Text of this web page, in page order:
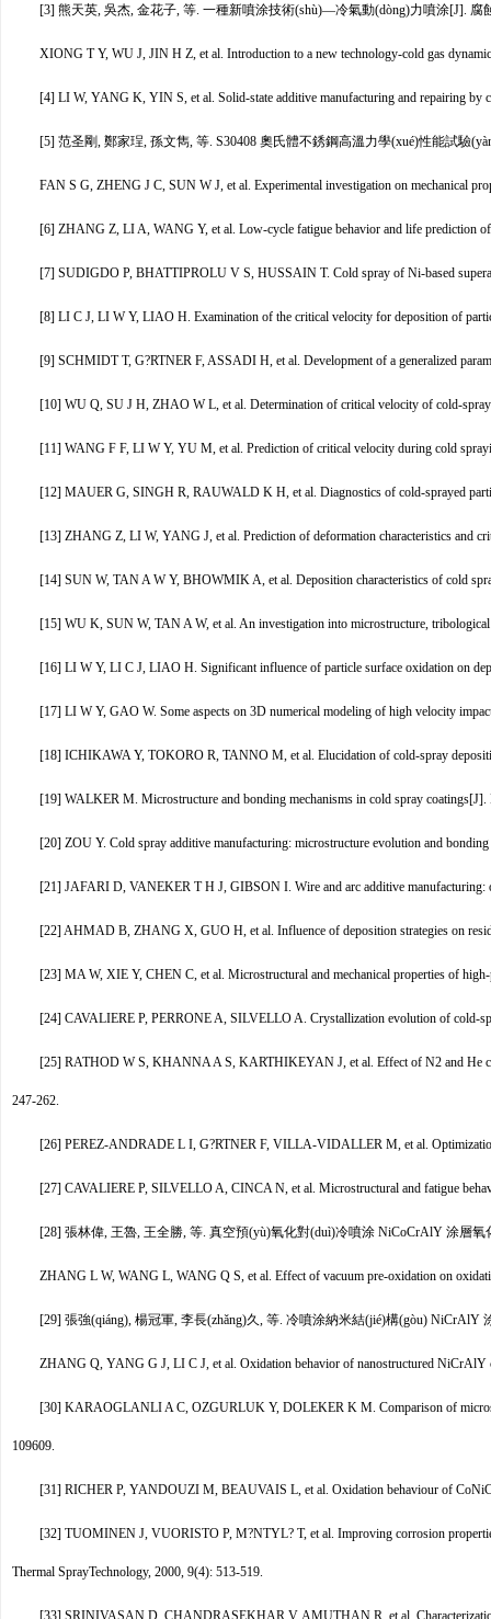
[3] 熊天英, 吳杰, 金花子, 等. 一種新噴涂技術(shù)—冷氣動(dòng)力噴涂[J]. 腐
XIONG T Y, WU J, JIN H Z, et al. Introduction to a new technology-cold gas
[4] LI W, YANG K, YIN S, et al. Solid-state additive manufacturing and repairing by
[5] 范圣剛, 鄭家珵, 孫文雋, 等. S30408 奧氏體不銹鋼高溫力學(xué)性能試驗
FAN S G, ZHENG J C, SUN W J, et al. Experimental investigation on mechanical
[6] ZHANG Z, LI A, WANG Y, et al. Low-cycle fatigue behavior and life prediction
[7] SUDIGDO P, BHATTIPROLU V S, HUSSAIN T. Cold spray of Ni-based
[8] LI C J, LI W Y, LIAO H. Examination of the critical velocity for deposition of
[9] SCHMIDT T, G?RTNER F, ASSADI H, et al. Development of a generalized
[10] WU Q, SU J H, ZHAO W L, et al. Determination of critical velocity of cold-
[11] WANG F F, LI W Y, YU M, et al. Prediction of critical velocity during cold
[12] MAUER G, SINGH R, RAUWALD K H, et al. Diagnostics of cold-sprayed
[13] ZHANG Z, LI W, YANG J, et al. Prediction of deformation characteristics and
[14] SUN W, TAN A W Y, BHOWMIK A, et al. Deposition characteristics of cold
[15] WU K, SUN W, TAN A W, et al. An investigation into microstructure, tribological
[16] LI W Y, LI C J, LIAO H. Significant influence of particle surface oxidation on
[17] LI W Y, GAO W. Some aspects on 3D numerical modeling of high velocity
[18] ICHIKAWA Y, TOKORO R, TANNO M, et al. Elucidation of cold-spray
[19] WALKER M. Microstructure and bonding mechanisms in cold spray coatings[J].
[20] ZOU Y. Cold spray additive manufacturing: microstructure evolution and
[21] JAFARI D, VANEKER T H J, GIBSON I. Wire and arc additive manufacturing:
[22] AHMAD B, ZHANG X, GUO H, et al. Influence of deposition strategies on
[23] MA W, XIE Y, CHEN C, et al. Microstructural and mechanical properties of
[24] CAVALIERE P, PERRONE A, SILVELLO A. Crystallization evolution of cold-
[25] RATHOD W S, KHANNA A S, KARTHIKEYAN J, et al. Effect of N2 and He
247-262.
[26] PEREZ-ANDRADE L I, G?RTNER F, VILLA-VIDALLER M, et al.
[27] CAVALIERE P, SILVELLO A, CINCA N, et al. Microstructural and fatigue
[28] 張林偉, 王魯, 王全勝, 等. 真空預(yù)氧化對(duì)冷噴涂 NiCoCrAlY 涂層氧
ZHANG L W, WANG L, WANG Q S, et al. Effect of vacuum pre-oxidation on
[29] 張強(qiáng), 楊冠軍, 李長(zhǎng)久, 等. 冷噴涂納米結(jié)構(gòu)
ZHANG Q, YANG G J, LI C J, et al. Oxidation behavior of nanostructured NiCrAlY
[30] KARAOGLANLI A C, OZGURLUK Y, DOLEKER K M. Comparison of
109609.
[31] RICHER P, YANDOUZI M, BEAUVAIS L, et al. Oxidation behaviour of
[32] TUOMINEN J, VUORISTO P, M?NTYL? T, et al. Improving corrosion
Thermal SprayTechnology, 2000, 9(4): 513-519.
[33] SRINIVASAN D, CHANDRASEKHAR V, AMUTHAN R, et al.